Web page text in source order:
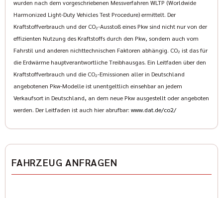
der Rubrik Vermietung auf unsere Homepage. Schauen Sie
doch einfach mal vorbei auf www.geigercars.de.
Wir freuen uns auf Ihre Kontaktaufnahme.
Sven Hoeßer: (089) 427164-33
Pascal Halbroth: (089) 427164-19
Karl Geiger: (089) 427164-13
Elisabeth Ostermann: (089) 427 164 -18
www.indianmuenchen.com
www.geigercars.de
Irrtum, Änderungen und Zwischenverkauf vorbehalten
wurden nach dem vorgeschriebenen Messverfahren WLTP (Worldwide
Harmonized Light-Duty Vehicles Test Procedure) ermittelt. Der
Kraftstoffverbrauch und der CO₂-Ausstoß eines Pkw sind nicht nur von der
effizienten Nutzung des Kraftstoffs durch den Pkw, sondern auch vom
Fahrstil und anderen nichttechnischen Faktoren abhängig. CO₂ ist das für
die Erdwärme hauptverantwortliche Treibhausgas. Ein Leitfaden über den
Kraftstoffverbrauch und die CO₂-Emissionen aller in Deutschland
angebotenen Pkw-Modelle ist unentgeltlich einsehbar an jedem
Verkaufsort in Deutschland, an dem neue Pkw ausgestellt oder angeboten
werden. Der Leitfaden ist auch hier abrufbar: www.dat.de/co2/
FAHRZEUG ANFRAGEN